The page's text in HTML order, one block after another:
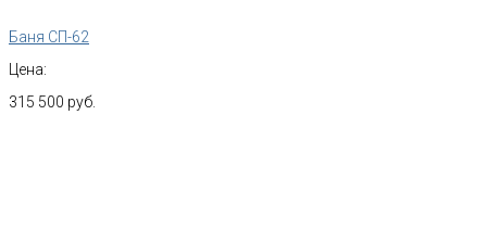
Баня СП-62
Цена:
315 500 руб.